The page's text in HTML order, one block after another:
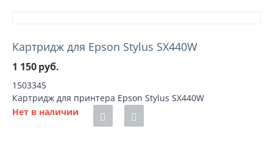
Картридж для Epson Stylus SX440W
1 150руб.
1503345
Картридж для принтера Epson Stylus SX440W
Нет в наличии